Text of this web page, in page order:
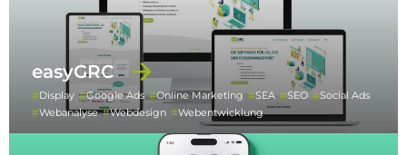
easyGRC
Display Google Ads Online Marketing SEA SEO
Social Ads
Webanalyse
Webdesign Webentwicklung